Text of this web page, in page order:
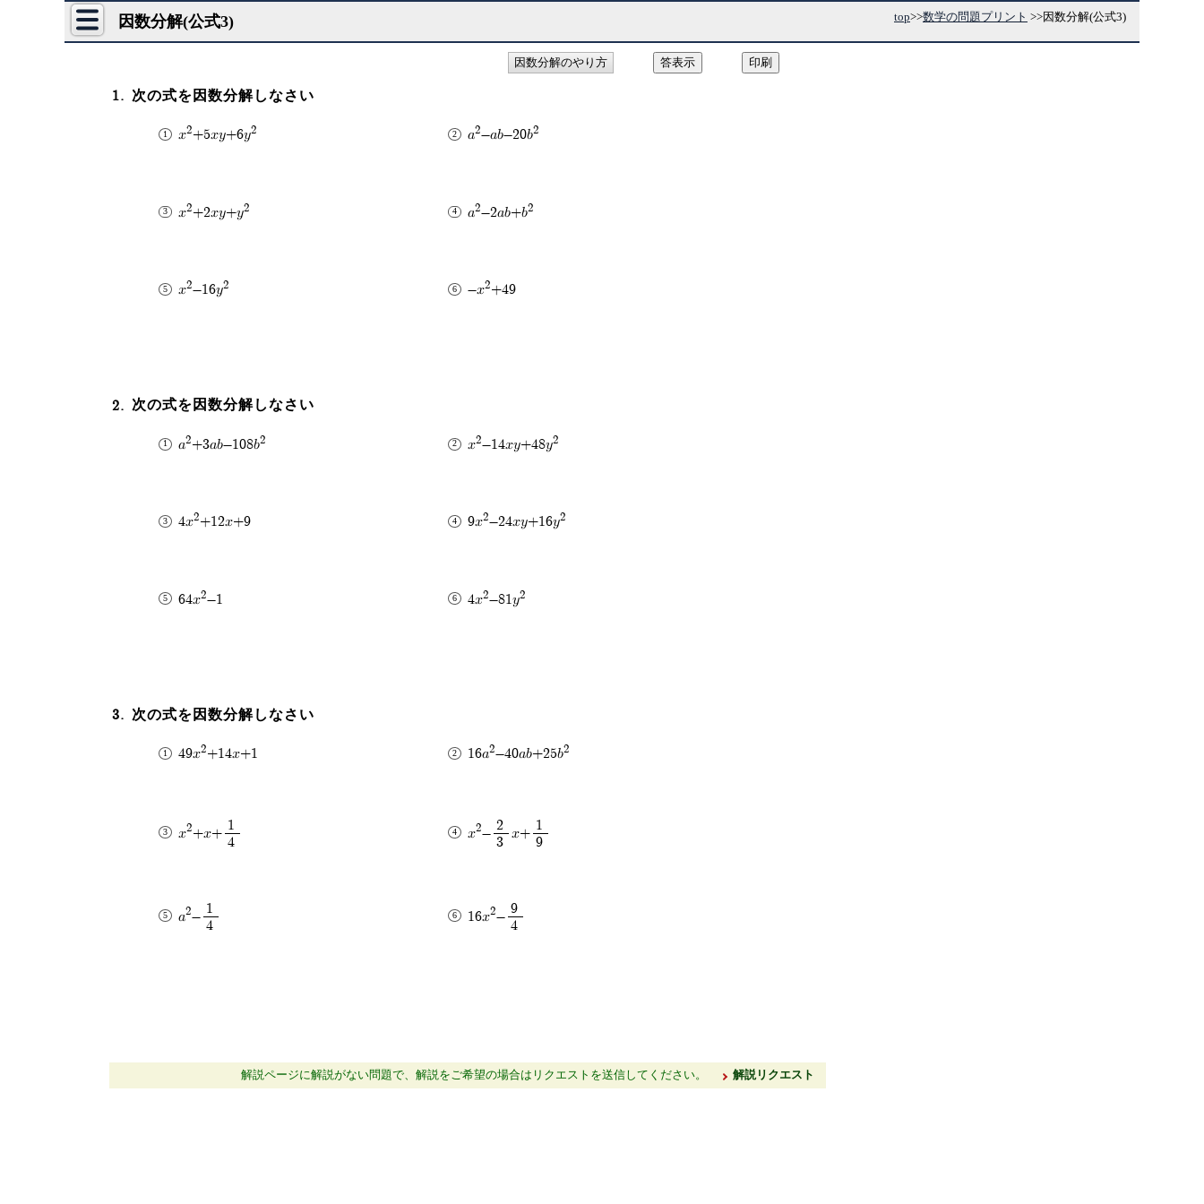
因数分解(公式3) top>>数学の問題プリント >>因数分解(公式3)
因数分解のやり方
次の式を因数分解しなさい
x2+5xy+6y2 a2-ab-20b2
x2+2xy+y2 a2-2ab+b2
x2-16y2 -x2+49
次の式を因数分解しなさい
a2+3ab-108b2 x2-14xy+48y2
4x2+12x+9 9x2-24xy+16y2
64x2-1 4x2-81y2
次の式を因数分解しなさい
49x2+14x+1 16a2-40ab+25b2
x2+x+
1
4
x2-
2
3
x+
1
9
a2-
1
4
16x2-
9
4
解説ページに解説がない問題で、解説をご希望の場合はリクエストを送信してください。 解説リクエスト